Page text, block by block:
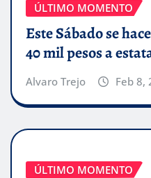
ÚLTIMO MOMENTO
Este Sábado se
40 mil pesos a
Alvaro Trejo Feb 8,
ÚLTIMO MOMENTO